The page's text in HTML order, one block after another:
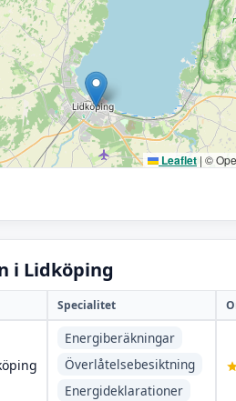
Leaflet | ©
i Lidköping
Specialitet
Energiberäkningar
Överlåtelsebesiktning
Energideklarationer